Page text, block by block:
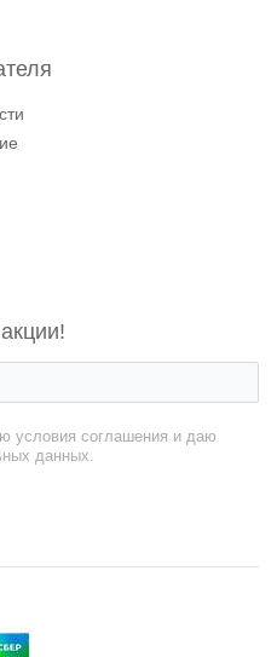
условия соглашения и даю
данных.